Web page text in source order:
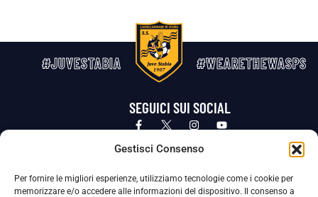
Gestisci Consenso
Per fornire le migliori esperienze, utilizziamo tecnologie come i cookie per
memorizzare e/o accedere alle informazioni del dispositivo. Il consenso a
#JUVESTABIA #WEARETHEWASPS
SEGUICI SUI SOCIAL
Privacy Policy Cookie Policy
La Società ha nominato il Responsabile della Protezione dei Dati Personali (DPO), figura specializzata che vigila sulle modalità